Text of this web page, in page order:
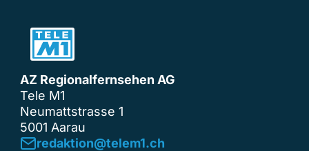
AZ Regionalfernsehen AG
Tele M1
Neumattstrasse 1
5001 Aarau
redaktion@telem1.ch